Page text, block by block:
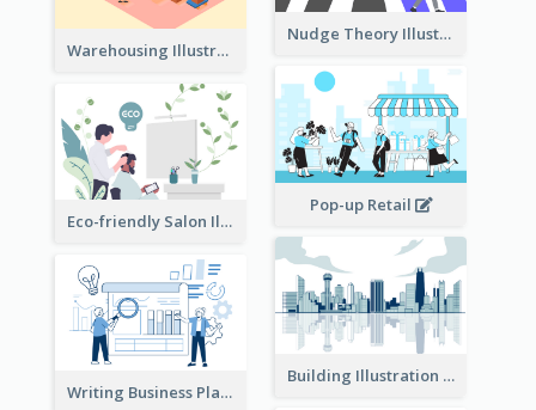
Nudge Theory Illustration
Warehousing Illustration
Pop-up Retail
Eco-friendly Salon Illustration
Building Illustration
Writing Business Plan Illustration